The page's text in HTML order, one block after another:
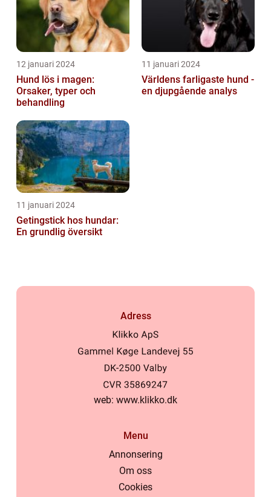
12 januari 2024
Hund lös i magen:
Orsaker, typer och
behandling
11 januari 2024
Världens farligaste hund -
en djupgående analys
11 januari 2024
Getingstick hos hundar:
En grundlig översikt
Adress
web: www.klikko.dk
Menu
Annonsering
Om oss
Cookies